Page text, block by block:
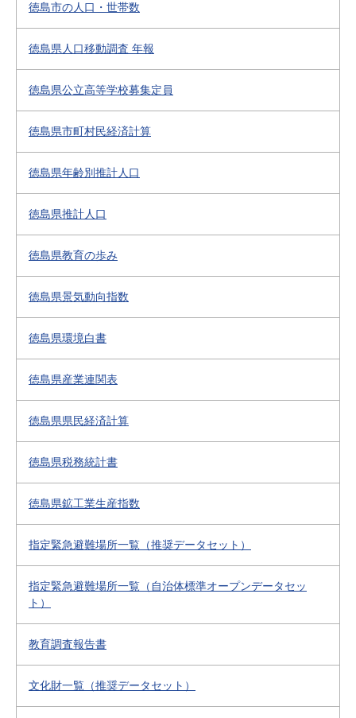
徳島市の人口・世帯数
徳島県人口移動調査 年報
徳島県公立高等学校募集定員
徳島県市町村民経済計算
徳島県年齢別推計人口
徳島県推計人口
徳島県教育の歩み
徳島県景気動向指数
徳島県環境白書
徳島県産業連関表
徳島県県民経済計算
徳島県税務統計書
徳島県鉱工業生産指数
指定緊急避難場所一覧（推奨データセット）
指定緊急避難場所一覧（自治体標準オープンデータセッ
ト）
教育調査報告書
文化財一覧（推奨データセット）